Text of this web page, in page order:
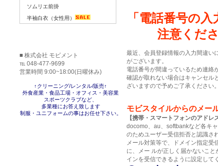
「電話番号の
注意くだ
最近、会員登録情報の入力間違い
がございます。
電話番号が間違っているため連絡
確認が取れない場合はキャンセル
ざいますので予めご了承ください
モビスタイルからのメー
【携帯・スマートフォンのアドレ
docomo、au、softbankなど各キ
のためユーザー受信拒否と認識さ
メール対策等で、ドメイン指定受
に、メー ルが正しく届かないこ
インを受信できるように設定して
ソムリエ前掛
半袖白衣（女性用）
■ 株式会社 モビメント
℡ 048-477-9699
営業時間 9:00~18:00(日曜休み)
↑クリーニング/レンタル/販売↑
外食産業・食品工場・オフィス・美容業
スポーツクラブなど、
多業種にお答え致します
制服・ユニフォームの事はお任せ下さい。